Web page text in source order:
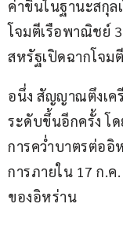
ค่าขึ้นในฐานะสกุล
โจมตีเรือพาณิชย์
สหรัฐเปิดฉากโจม
อนึ่ง สัญญาณตึงเค
ระดับขึ้นอีกครั้ง โ
การคว่ำบาตรต่ออิ
การภายใน 17 ก.
ของอิหร่าน